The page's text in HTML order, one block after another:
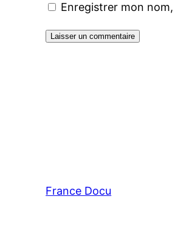
Enregistrer mon
France Docu